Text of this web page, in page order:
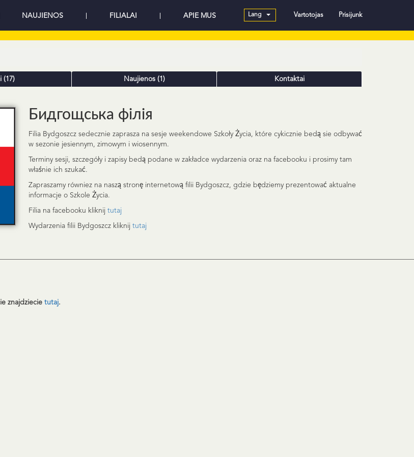
NAUJIENOS FILIALAI APIE MUS Lang Vartotojas Prisijunk
(17) Naujienos (1) Kontaktai
Бидгощська філія
Filia Bydgoszcz sedecznie zaprasza na sesje weekendowe Szkoły Życia, które cykicznie bedą sie odbywać
w sezonie jesiennym, zimowym i wiosennym.
Terminy sesji, szczegóły i zapisy bedą podane w zakładce wydarzenia oraz na facebooku i prosimy tam
właśnie ich szukać.
Zapraszamy równiez na naszą stronę internetową filii Bydgoszcz, gdzie będziemy prezentować aktualne
informacje o Szkole Życia.
Filia na facebooku kliknij tutaj
Wydarzenia filii Bydgoszcz kliknij tutaj
znajdziecie tutaj.